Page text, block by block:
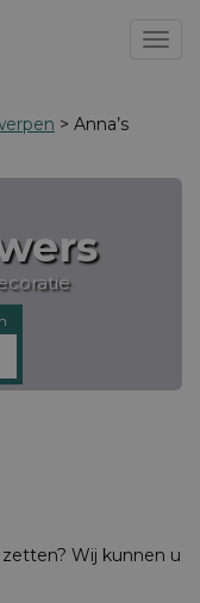
> Anna’s
Wij kunnen u